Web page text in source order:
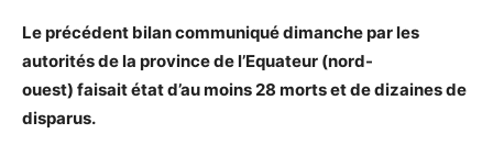
Le précédent bilan communiqué dimanche par les
autorités de la province de l’Equateur (nord-
ouest) faisait état d’au moins 28 morts et de dizaines de
disparus.